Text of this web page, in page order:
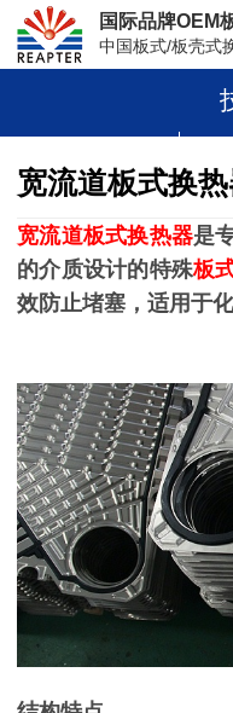
国际品牌OEM
中国板式/板壳式
宽流道板式换
宽流道板式换热器是
的介质设计的特殊板
效防止堵塞，适用于